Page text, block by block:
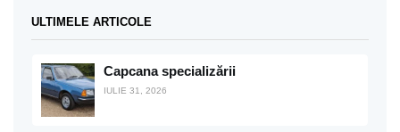
ULTIMELE ARTICOLE
Capcana specializării
IULIE 31, 2026